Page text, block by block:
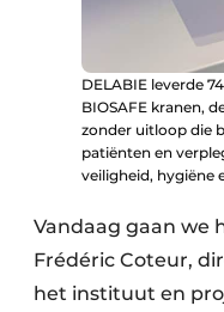
DELABIE leverde
BIOSAFE kranen,
zonder uitloop die
patiënten en
veiligheid, hygiëne
Vandaag gaan we
Frédéric Coteur,
het instituut en